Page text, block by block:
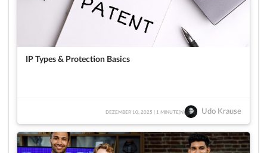
IP Types & Protection Basics
Udo Krause
DEZEMBER 10, 2025 | 1 MINUTE(N)